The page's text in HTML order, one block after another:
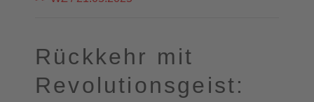
Rückkehr mit
Revolutionsgeist: